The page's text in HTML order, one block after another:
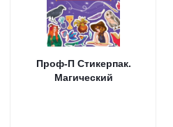
Проф-П Стикерпак.
Магический